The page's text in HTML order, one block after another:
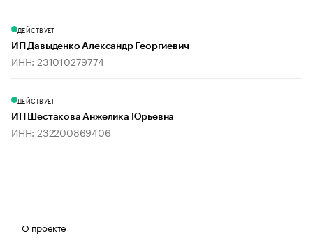
ДЕЙСТВУЕТ
ИП Давыденко Александр Георгиевич
ИНН: 231010279774
ДЕЙСТВУЕТ
ИП Шестакова Анжелика Юрьевна
ИНН: 232200869406
О проекте